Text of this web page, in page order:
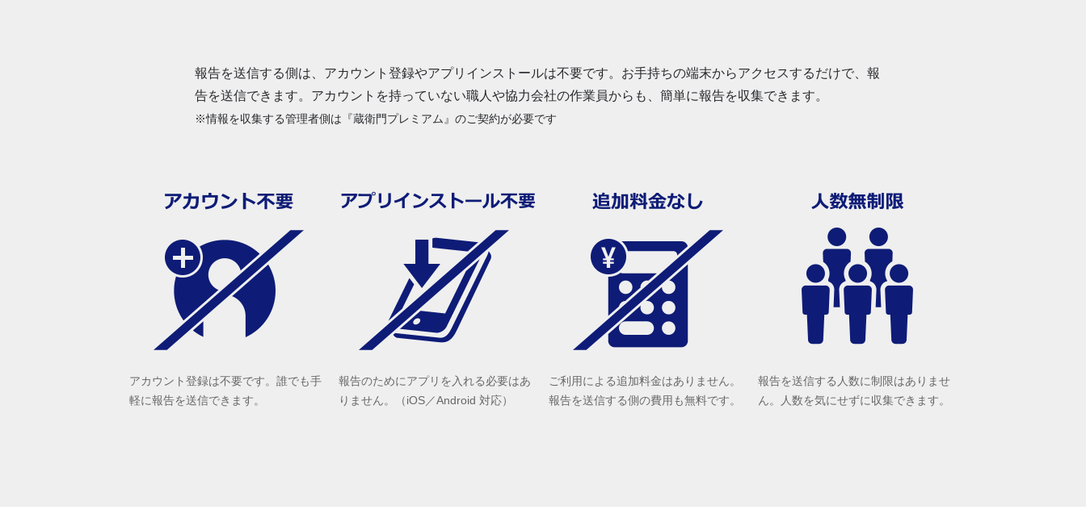
報告を送信する側は、アカウント登録やアプリインストールは不要です。お手持ちの端末からアクセスするだけで、報
告を送信できます。アカウントを持っていない職人や協力会社の作業員からも、簡単に報告を収集できます。
※情報を収集する管理者側は『蔵衛門プレミアム』のご契約が必要です
アカウント登録は不要です。誰でも手
軽に報告を送信できます。
報告のためにアプリを入れる必要はあ
りません。（iOS／Android 対応）
ご利用による追加料金はありません。
報告を送信する側の費用も無料です。
報告を送信する人数に制限はありませ
ん。人数を気にせずに収集できます。